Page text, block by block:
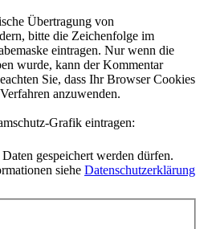
Übertragung von
bitte die Zeichenfolge im
eintragen. Nur wenn die
wurde, kann der Kommentar
Sie, dass Ihr Browser Cookies
anzuwenden.
Grafik eintragen:
gespeichert werden dürfen.
siehe Datenschutzerklärung